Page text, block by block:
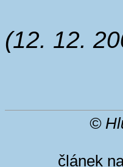
(12. 12.
©
článek